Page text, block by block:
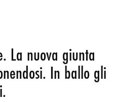
La nuova giunta
In ballo gli